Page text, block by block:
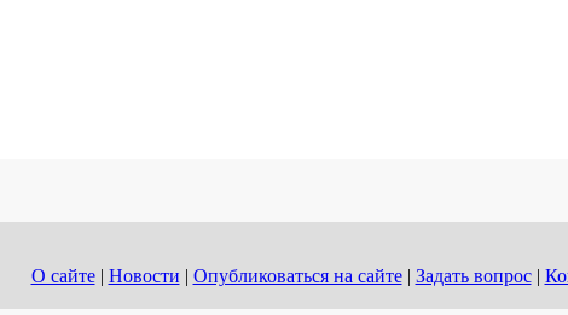
О сайте| Новости | Опубликоваться на сайте| Задать вопрос|